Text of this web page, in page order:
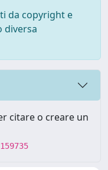
da copyright e
diversa
citare o creare un